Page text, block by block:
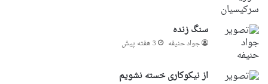
سنگ زنده
جواد حنیفه 3 هفته پیش
از نیکوکاری خسته نشویم